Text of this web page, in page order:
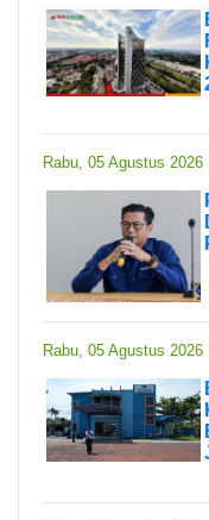
Rabu, 05 Agustus 2026
Rabu, 05 Agustus 2026